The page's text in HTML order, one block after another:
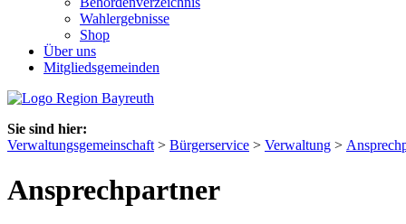
Wahlergebnisse
Shop
Über uns
Mitgliedsgemeinden
Sie sind hier:
Verwaltungsgemeinschaft > Bürgerservice > Verwaltung >
Ansprechpartner